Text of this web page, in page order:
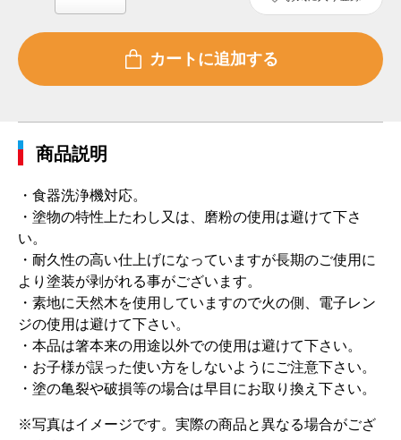
商品説明
・食器洗浄機対応。
・塗物の特性上たわし又は、磨粉の使用は避けて下さ
い。
・耐久性の高い仕上げになっていますが長期のご使用に
より塗装が剥がれる事がございます。
・素地に天然木を使用していますので火の側、電子レン
ジの使用は避けて下さい。
・本品は箸本来の用途以外での使用は避けて下さい。
・お子様が誤った使い方をしないようにご注意下さい。
・塗の亀裂や破損等の場合は早目にお取り換え下さい。
※写真はイメージです。実際の商品と異なる場合がござ